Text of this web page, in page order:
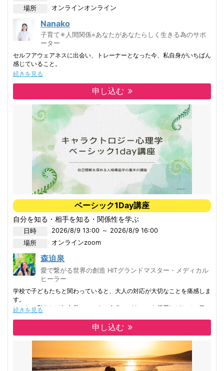
す。
STSでは、人生で繰り返し起こる好ましくないパターンの下にあるネガテ
ィブな意図を探り、これ以上同じパターンを繰り返さないよう自分の中に
ポジティブな意図をしっかり立てることができます。
この新たに立てたポジティブな意図を意識し、繰り返し自分の意思で戻り
続けることで起きてくる出来事の質が変わり、ポジティブな意図から始ま
る人生へと人生が丸ごと変容してゆくのです。
場所
オンラインオンライン
Nanako
子育て✳︎人間関係⭐︎あなたがあなたらしく生きる為のサポ
ーター
セルフアウェアネスに出会い、トレーナーとなった今、私自身がいちばん
感じていること。
それは「変わらない現実に嘆くのではなく、まず“自分を知ること”が大
私はずっと、どうしたら変われるんだろうどうしたらもっと楽になれるん
と外側に答えを探していました。
新しい学び、新しい方法、新しい答え
その時は変わったように感じても、しばらくするとまた同じところで苦し
くなる。
そんな体験を何度も繰り返してきました。
でもセルフアウェアネスは、
「今ここで、自分の内側に何が起きているのか」を見ていく学びでした。
なぜ苦しくなるのか
なぜ同じパターンを繰り返すのか
本当は何を感じているのか
それを否定せず、ジャッジせず、ただ丁寧に見ていく。
すると少しずつ、
自分との関係が変わり始めました。
「こんな自分じゃダメ」と思っていたところも、
本当は素晴らしいエッセンスだったということを知り
セルフアウェアネスは、
“自分を変える”ためのものではなく、
“本来の自分を思い出していく”
プロセスだと私は感じています。
続きを見る
申し込む
ベーシック1Day講座
自分を知る・相手を知る・関係性を学ぶ
日時
2026/8/9 13:00 ～ 2026/8/9 16:00
場所
オンラインzoom
森迫泉
愛で繋がる世界の創造 HITグランドマスター・メディカル
ヒーラー
学校で子どもたちと関わっていると、大人の対応が大切なことを痛感しま
す。
しかし、私たちは無自覚にいつもの自分のパターンを採用しがちで、目の
本当に寄り添うとは。
出来ることと出来ないことを分ける。
目の前の人に、何が起こっていて、どんなサポートが必要かがわかる人が
増えると、とても安全です。
続きを見る
申し込む